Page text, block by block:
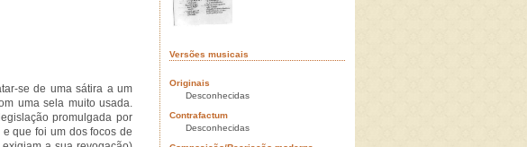
se de uma sátira a um
uma sela muito usada.
promulgada por
que foi um dos focos de
Versões musicais
Originais
Desconhecidas
Contrafactum
Desconhecidas